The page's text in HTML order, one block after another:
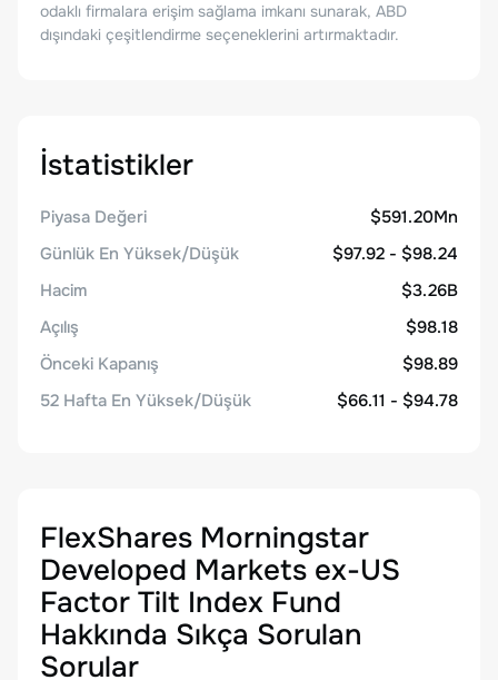
odaklı firmalara erişim sağlama imkanı sunarak, ABD
dışındaki çeşitlendirme seçeneklerini artırmaktadır.
İstatistikler
Piyasa Değeri
$591.20Mn
Günlük En Yüksek/Düşük
$97.92 - $98.24
Hacim
$3.26B
Açılış
$98.18
Önceki Kapanış
$98.89
52 Hafta En Yüksek/Düşük
$66.11 - $94.78
FlexShares Morningstar
Developed Markets ex-US
Factor Tilt Index Fund
Hakkında Sıkça Sorulan
Sorular